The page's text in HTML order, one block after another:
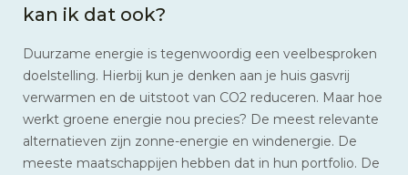
kan ik dat ook?
Duurzame energie is tegenwoordig een veelbesproken
doelstelling. Hierbij kun je denken aan je huis gasvrij
verwarmen en de uitstoot van CO2 reduceren. Maar hoe
werkt groene energie nou precies? De meest relevante
alternatieven zijn zonne-energie en windenergie. De
meeste maatschappijen hebben dat in hun portfolio. De